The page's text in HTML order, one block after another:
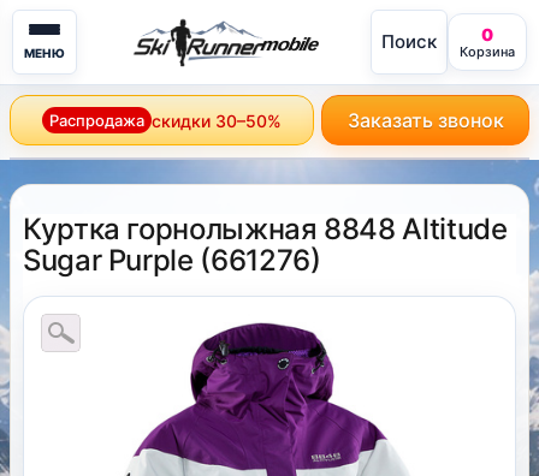
МЕНЮ mobile Поиск 0
Корзина
Распродажа скидки 30–50% Заказать звонок
Куртка горнолыжная 8848 Altitude
Sugar Purple (661276)